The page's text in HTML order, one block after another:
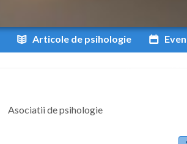
Articole de psihologie
Asociatii de psihologie